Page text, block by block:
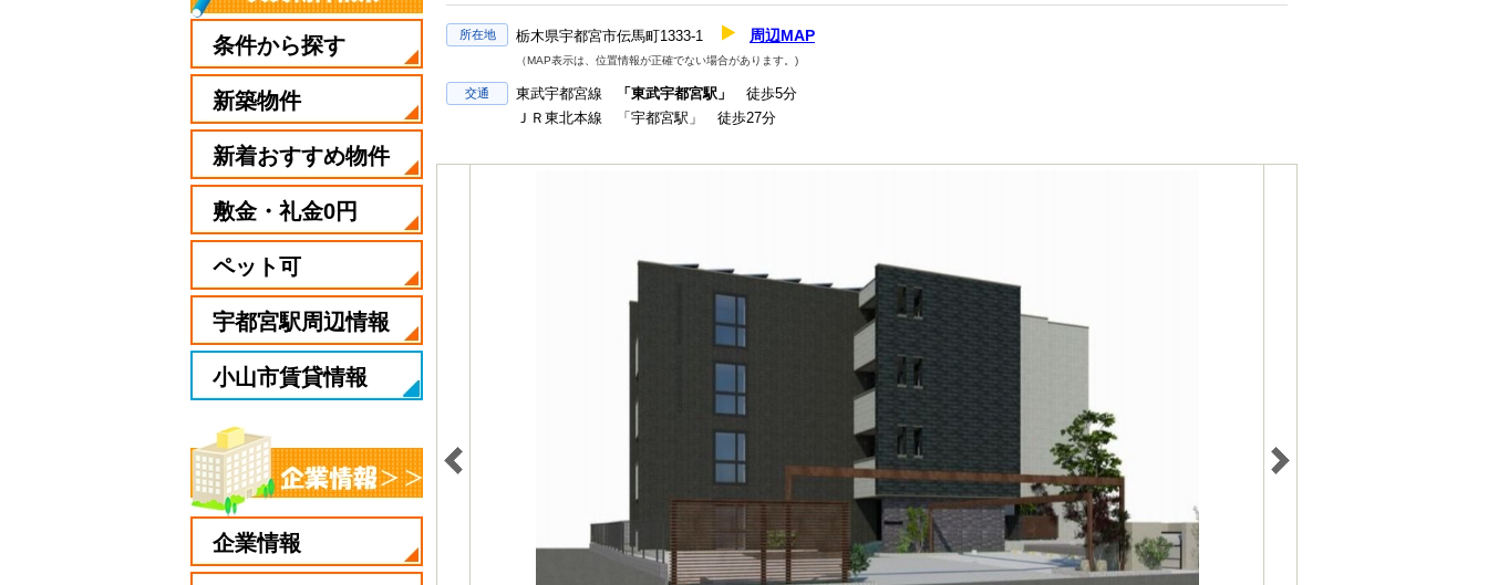
所在地 栃木県宇都宮市伝馬町1333-1 周辺MAP
（MAP表示は、位置情報が正確でない場合があります。)
交通 東武宇都宮線 「東武宇都宮駅」
徒歩5分
ＪＲ東北本線 「宇都宮駅」 徒歩27分
条件から探す
新築物件
新着おすすめ物件
敷金・礼金0円
ペット可
宇都宮駅周辺情報
小山市賃貸情報
企業情報